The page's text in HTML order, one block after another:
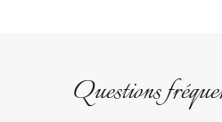
Questions